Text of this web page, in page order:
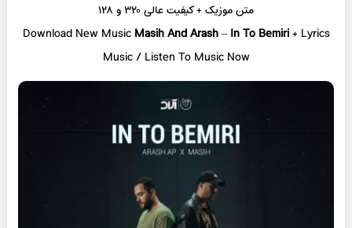
متن موزیک + کیفیت عالی ۳۲۰ و ۱۲۸
Download New Music Masih And Arash–In To Bemiri+ Lyrics
Music / Listen To Music Now